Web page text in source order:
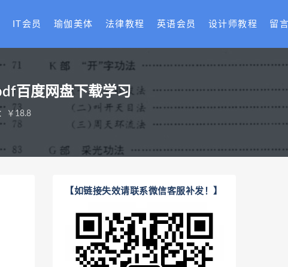
IT会员 瑜伽美体 法律教程 英语会员 设计师教程 留
百度网盘下载学习
￥18.8
【如链接失效请联系微信客服补发！】